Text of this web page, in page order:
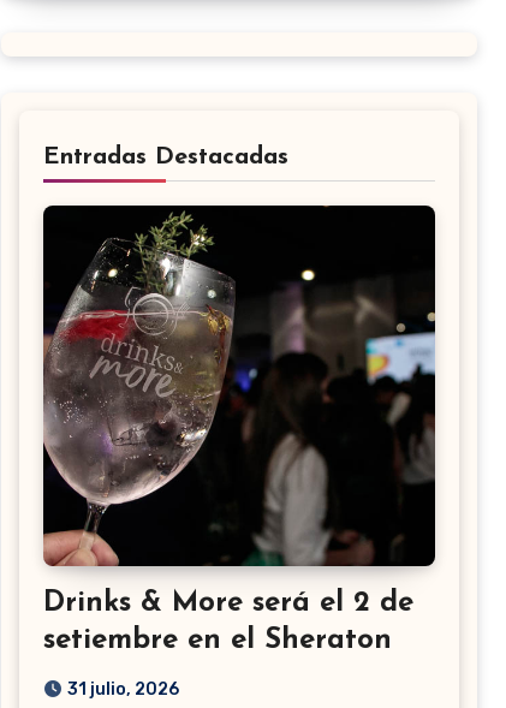
Entradas Destacadas
Drinks & More será el 2 de
setiembre en el Sheraton
31 julio, 2026